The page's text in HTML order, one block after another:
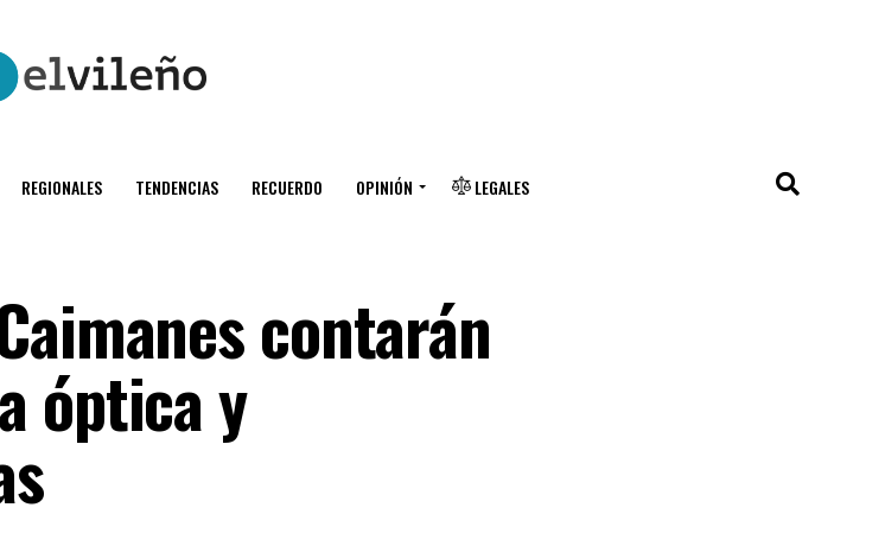
REGIONALES TENDENCIAS RECUERDO OPINIÓN LEGALES
contarán
óptica y